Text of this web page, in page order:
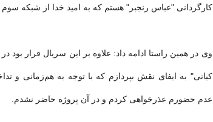
کارگردانی "عباس رنجبر" هستم که به امید خدا از شبکه
وی در همین راستا ادامه داد: علاوه بر این سریال قرار بود
کیانی" به ایفای نقش بپردازم که با توجه به هم‌زمانی و
عدم حضورم عذرخواهی کردم و در آن پروژه حاضر نشدم.